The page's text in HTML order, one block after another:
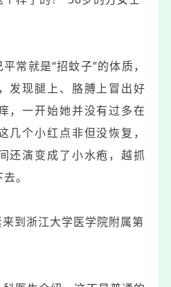
常就是“招蚊子”的体质，
发现腿上、胳膊上冒出好
，一开始她并没有过多在
几个小红点非但没恢复，
还演变成了小水疱，越抓
。
到浙江大学医学院附属第